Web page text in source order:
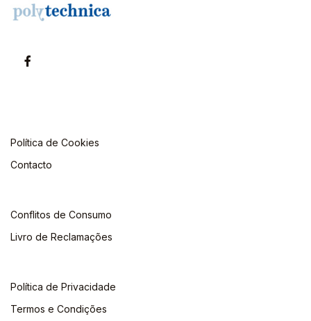
Política de Cookies
Contacto
Conflitos de Consumo
Livro de Reclamações
Política de Privacidade
Termos e Condições